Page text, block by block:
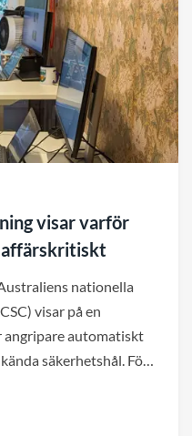
visar varför
nationella
visar på en
angripare automatiskt
säkerhetshål. För
påverkar